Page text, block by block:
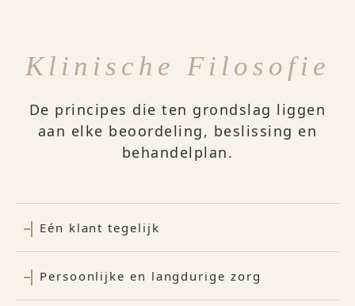
Klinische Filosofie
De principes die ten grondslag liggen
aan elke beoordeling, beslissing en
behandelplan.
Eén klant tegelijk
Persoonlijke en langdurige zorg